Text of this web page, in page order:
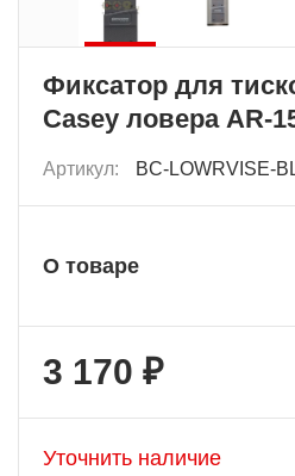
Фиксатор для
Casey ловера AR-
Артикул: BC-LOWRVISE-
О товаре
3 170 ₽
Уточнить наличие